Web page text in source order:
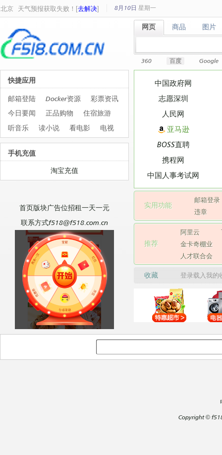
北京 天气预报获取失败！[去解决] 8月10日 星期一
网页
网页 商品
商品 图片
图片
360 百度 Google
中国政府网
志愿深圳
人民网
亚马逊
BOSS直聘
携程网
中国人事考试网
实用功能
邮箱登录
违章
推荐
阿里云
金卡奇棚业
人才联合会
收藏 登录载入我
快捷应用
邮箱登陆 Docker资源
彩票资讯
今日要闻
正品购物
住宿旅游
听音乐
读小说 看电影 电视
手机充值
淘宝充值
首页版块广告位招租一天一元
联系方式f518@f518.com.cn
Copyright©